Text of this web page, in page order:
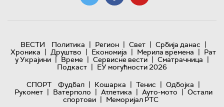
ВЕСТИ Политика | Регион | Свет | Србија данас |
Хроника | Друштво | Економија | Мерила времена | Рат
у Украјини | Време | Сервисне вести | Сматрачница |
Подкаст | ЕУ могућности 2026
СПОРТ
Фудбал | Кошарка | Тенис | Одбојка |
Рукомет | Ватерполо | Атлетика | Ауто-мото | Остали
спортови | Меморијал РТС